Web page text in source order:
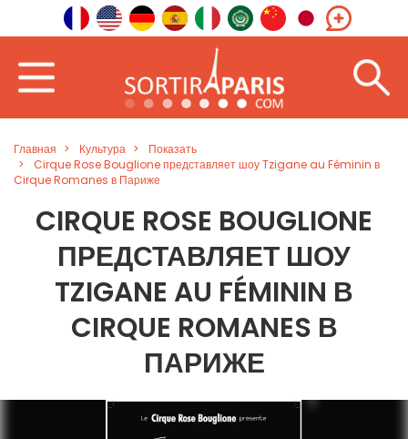
Главная Культура
Показать
Cirque Rose Bouglione представляет шоу Tzigane au Féminin в
Cirque Romanes в Париже
CIRQUE ROSE BOUGLIONE
ПРЕДСТАВЛЯЕТ ШОУ
TZIGANE AU FÉMININ В
CIRQUE ROMANES В
ПАРИЖЕ